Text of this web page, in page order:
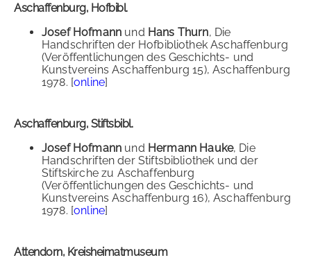
Aschaffenburg, Hofbibl.
Josef Hofmann und Hans Thurn, Die
Handschriften der Hofbibliothek Aschaffenburg
(Veröffentlichungen des Geschichts- und
Kunstvereins Aschaffenburg 15), Aschaffenburg
1978. [online]
Aschaffenburg, Stiftsbibl.
Josef Hofmann und Hermann Hauke, Die
Handschriften der Stiftsbibliothek und der
Stiftskirche zu Aschaffenburg
(Veröffentlichungen des Geschichts- und
Kunstvereins Aschaffenburg 16), Aschaffenburg
1978. [online]
Attendorn, Kreisheimatmuseum